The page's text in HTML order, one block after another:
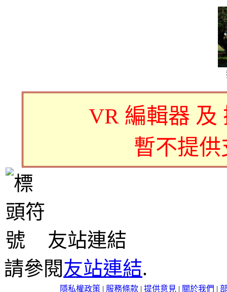
VR 編輯器 及
暫不提
友站連結
請參閱友站連結.
隱私權政策 | 服務條款 | 提供意見 | 關於我們 |